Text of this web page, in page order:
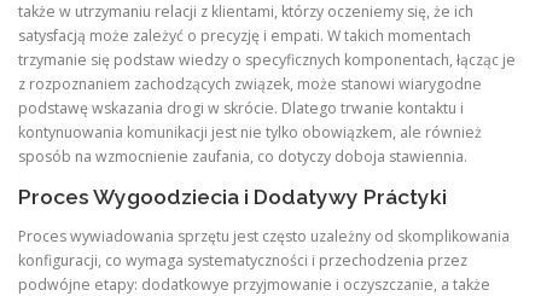
także w utrzymaniu relacji z klientami, którzy oczeniemy się, że ich
satysfacją może zależyć o precyzję i empati. W takich momentach
trzymanie się podstaw wiedzy o specyficznych komponentach, łącząc je
z rozpoznaniem zachodzących związek, może stanowi wiarygodne
podstawę wskazania drogi w skrócie. Dlatego trwanie kontaktu i
kontynuowania komunikacji jest nie tylko obowiązkem, ale również
sposób na wzmocnienie zaufania, co dotyczy doboja stawiennia.
Proces Wygoodziecia i Dodatywy Práctyki
Proces wywiadowania sprzętu jest często uzależny od skomplikowania
konfiguracji, co wymaga systematyczności i przechodzenia przez
podwójne etapy: dodatkowye przyjmowanie i oczyszczanie, a także